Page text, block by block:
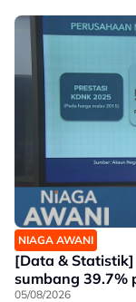
NIAGA AWANI
[Data & Statistik]
sumbang 39.7%
05/08/2026